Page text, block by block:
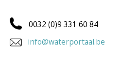
0032 (0)9 331 60 84
info@waterportaal.be